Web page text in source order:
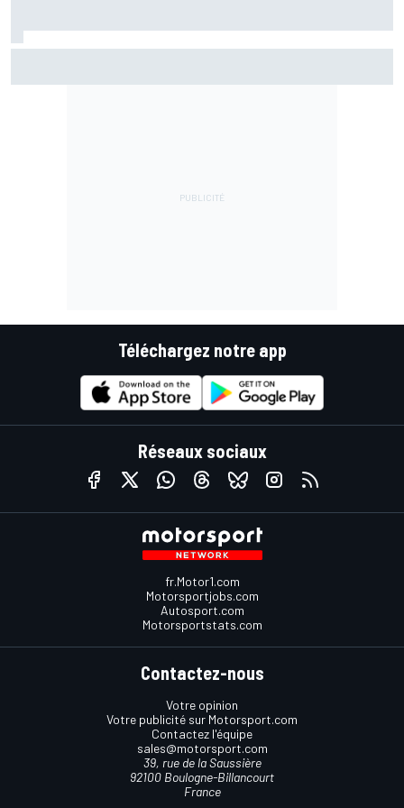
Téléchargez notre app
Réseaux sociaux
fr.Motor1.com
Motorsportjobs.com
Autosport.com
Motorsportstats.com
Contactez-nous
Votre opinion
Votre publicité sur Motorsport.com
Contactez l'équipe
sales@motorsport.com
39, rue de la Saussière
92100 Boulogne-Billancourt
France